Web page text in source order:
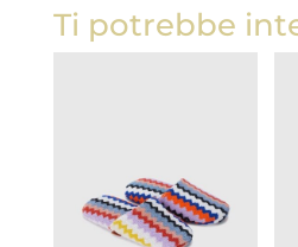
Ti potrebbe